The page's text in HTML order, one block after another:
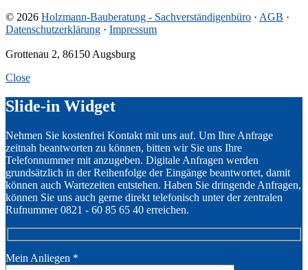
© 2026 Holzmann-Bauberatung - Sachverständigenbüro · AGB ·
Datenschutzerklärung · Impressum
Grottenau 2, 86150 Augsburg
Close
Slide-in Widget
Nehmen Sie kostenfrei Kontakt mit uns auf. Um Ihre Anfrage
zeitnah beantworten zu können, bitten wir Sie uns Ihre
Telefonnummer mit anzugeben. Digitale Anfragen werden
grundsätzlich in der Reihenfolge der Eingänge beantwortet, damit
können auch Wartezeiten entstehen. Haben Sie dringende Anfragen,
können Sie uns auch gerne direkt telefonisch unter der zentralen
Rufnummer 0821 - 60 85 65 40 erreichen.
Mein Anliegen *